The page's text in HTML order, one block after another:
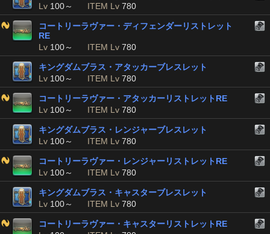
Lv 100～ ITEM Lv 780
コートリーラヴァー・ディフェンダーリストレット
RE
Lv 100～ ITEM Lv 780
キングダムブラス・アタッカーブレスレット
Lv 100～ ITEM Lv 780
コートリーラヴァー・アタッカーリストレットRE
Lv 100～ ITEM Lv 780
キングダムブラス・レンジャーブレスレット
Lv 100～ ITEM Lv 780
コートリーラヴァー・レンジャーリストレットRE
Lv 100～ ITEM Lv 780
キングダムブラス・キャスターブレスレット
Lv 100～ ITEM Lv 780
コートリーラヴァー・キャスターリストレットRE